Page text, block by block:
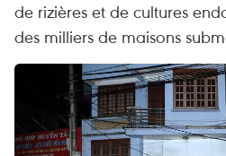
de rizières et de cultures
des milliers de maisons